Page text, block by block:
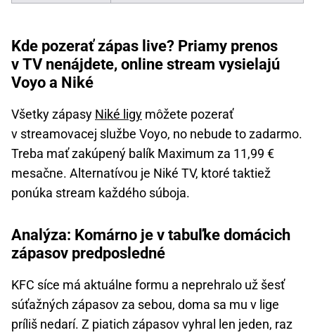
Kde pozerať zápas live? Priamy prenos
v TV nenájdete, online stream vysielajú
Voyo a Niké
Všetky zápasy Niké ligy môžete pozerať
v streamovacej službe Voyo, no nebude to zadarmo.
Treba mať zakúpený balík Maximum za 11,99 €
mesačne. Alternatívou je Niké TV, ktoré taktiež
ponúka stream každého súboja.
Analýza: Komárno je v tabuľke domácich
zápasov predposledné
KFC síce má aktuálne formu a neprehralo už šesť
súťažných zápasov za sebou, doma sa mu v lige
príliš nedarí. Z piatich zápasov vyhral len jeden, raz